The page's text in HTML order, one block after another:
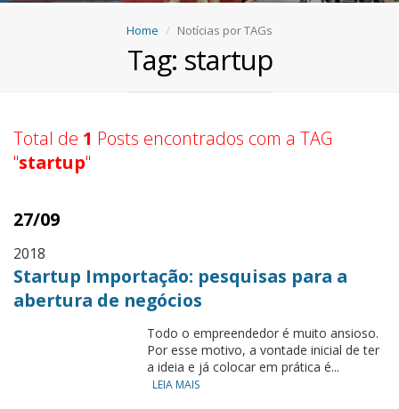
Home Notícias por TAGs
Tag: startup
Total de 1 Posts encontrados com a TAG
"startup"
27/09
2018
Startup Importação: pesquisas para a
abertura de negócios
Todo o empreendedor é muito ansioso.
Por esse motivo, a vontade inicial de ter
a ideia e já colocar em prática é...
LEIA MAIS